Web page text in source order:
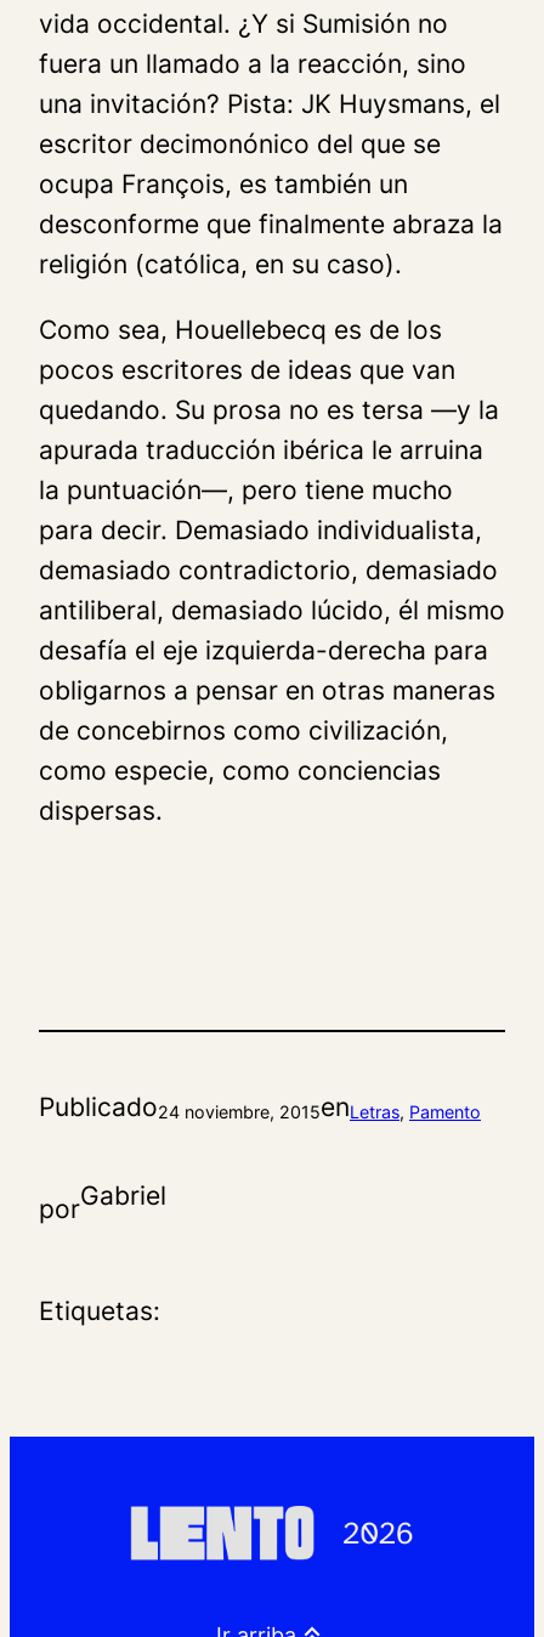
vida occidental. ¿Y si Sumisión no
fuera un llamado a la reacción, sino
una invitación? Pista: JK Huysmans, el
escritor decimonónico del que se
ocupa François, es también un
desconforme que finalmente abraza la
religión (católica, en su caso).
Como sea, Houellebecq es de los
pocos escritores de ideas que van
quedando. Su prosa no es tersa —y la
apurada traducción ibérica le arruina
la puntuación—, pero tiene mucho
para decir. Demasiado individualista,
demasiado contradictorio, demasiado
antiliberal, demasiado lúcido, él mismo
desafía el eje izquierda-derecha para
obligarnos a pensar en otras maneras
de concebirnos como civilización,
como especie, como conciencias
dispersas.
Publicado24 noviembre, 2015enLetras, Pamento
porGabriel
Etiquetas: